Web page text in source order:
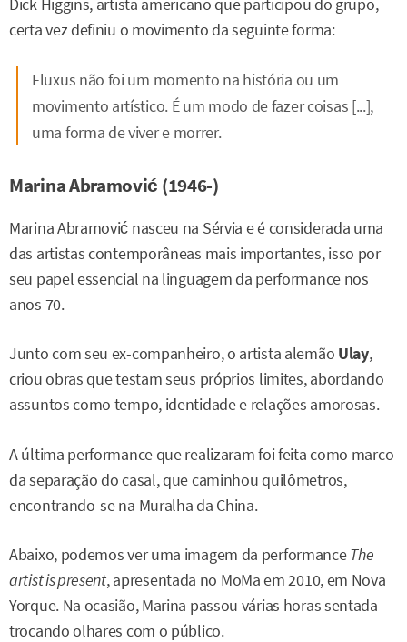
Dick Higgins, artista americano que participou do grupo,
certa vez definiu o movimento da seguinte forma:
Fluxus não foi um momento na história ou um
movimento artístico. É um modo de fazer coisas [...],
uma forma de viver e morrer.
Marina Abramović (1946-)
Marina Abramović nasceu na Sérvia e é considerada uma
das artistas contemporâneas mais importantes, isso por
seu papel essencial na linguagem da performance nos
anos 70.
Junto com seu ex-companheiro, o artista alemão Ulay,
criou obras que testam seus próprios limites, abordando
assuntos como tempo, identidade e relações amorosas.
A última performance que realizaram foi feita como marco
da separação do casal, que caminhou quilômetros,
encontrando-se na Muralha da China.
Abaixo, podemos ver uma imagem da performanceThe
artist is present, apresentada no MoMa em 2010, em Nova
Yorque. Na ocasião, Marina passou várias horas sentada
trocando olhares com o público.